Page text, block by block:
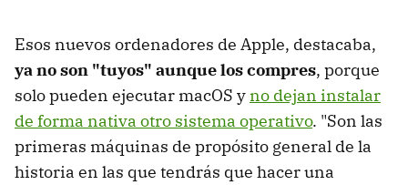
Esos nuevos ordenadores de Apple, destacaba,
ya no son "tuyos" aunque los compres, porque
solo pueden ejecutar macOS yno dejan instalar
de forma nativa otro sistema operativo. "Son las
primeras máquinas de propósito general de la
historia en las que tendrás que hacer una